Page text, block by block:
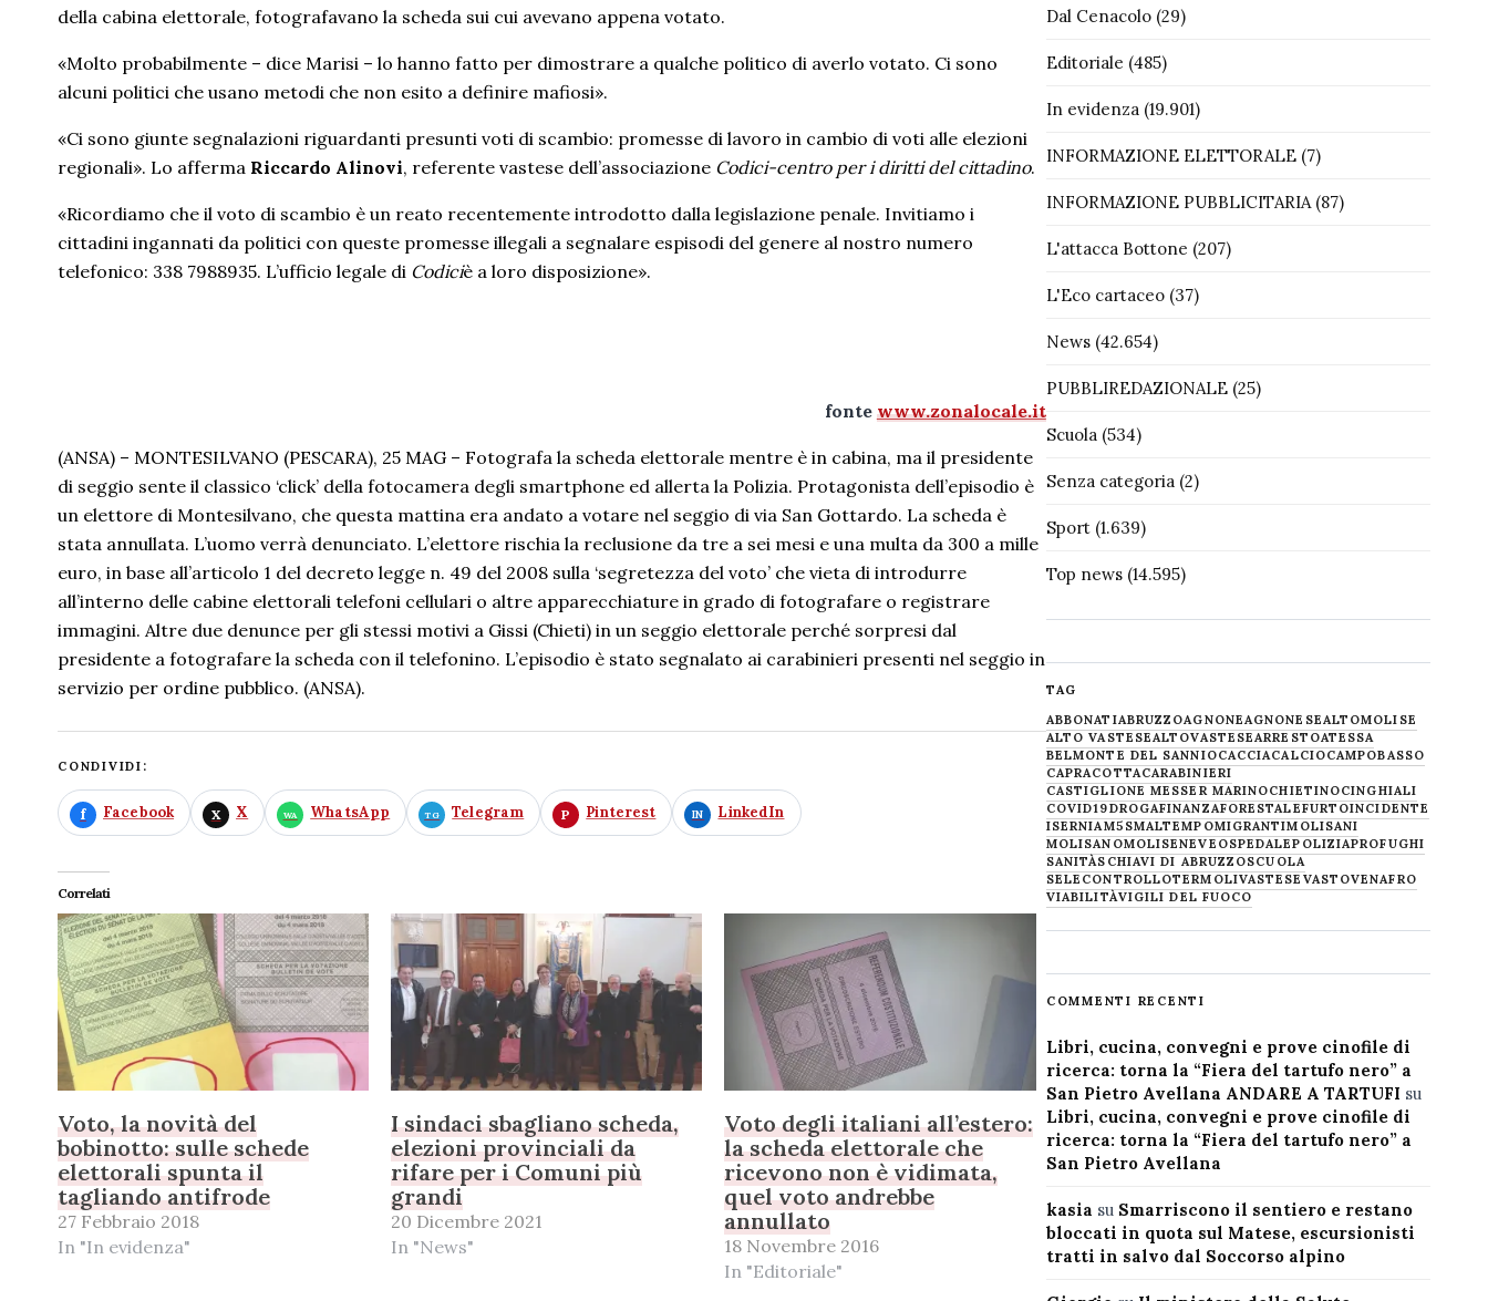
della cabina elettorale, fotografavano la scheda sui cui avevano appena votato.
«Molto probabilmente – dice Marisi – lo hanno fatto per dimostrare a qualche politico di averlo votato. Ci sono
alcuni politici che usano metodi che non esito a definire mafiosi».
«Ci sono giunte segnalazioni riguardanti presunti voti di scambio: promesse di lavoro in cambio di voti alle elezioni
regionali». Lo afferma Riccardo Alinovi, referente vastese dell’associazione Codici-centro per i diritti del cittadino.
«Ricordiamo che il voto di scambio è un reato recentemente introdotto dalla legislazione penale. Invitiamo i
cittadini ingannati da politici con queste promesse illegali a segnalare espisodi del genere al nostro numero
telefonico: 338 7988935. L’ufficio legale di Codiciè a loro disposizione».
fonte www.zonalocale.it
(ANSA) – MONTESILVANO (PESCARA), 25 MAG – Fotografa la scheda elettorale mentre è in cabina, ma il presidente
di seggio sente il classico ‘click’ della fotocamera degli smartphone ed allerta la Polizia. Protagonista dell’episodio è
un elettore di Montesilvano, che questa mattina era andato a votare nel seggio di via San Gottardo. La scheda è
stata annullata. L’uomo verrà denunciato. L’elettore rischia la reclusione da tre a sei mesi e una multa da 300 a mille
euro, in base all’articolo 1 del decreto legge n. 49 del 2008 sulla ‘segretezza del voto’ che vieta di introdurre
all’interno delle cabine elettorali telefoni cellulari o altre apparecchiature in grado di fotografare o registrare
immagini. Altre due denunce per gli stessi motivi a Gissi (Chieti) in un seggio elettorale perché sorpresi dal
presidente a fotografare la scheda con il telefonino. L’episodio è stato segnalato ai carabinieri presenti nel seggio in
servizio per ordine pubblico. (ANSA).
CONDIVIDI:
Facebook X WhatsApp Telegram Pinterest LinkedIn
Correlati
Voto, la novità del
bobinotto: sulle schede
elettorali spunta il
tagliando antifrode
27 Febbraio 2018
In "In evidenza"
I sindaci sbagliano scheda,
elezioni provinciali da
rifare per i Comuni più
grandi
20 Dicembre 2021
In "News"
Voto degli italiani all’estero:
la scheda elettorale che
ricevono non è vidimata,
quel voto andrebbe
annullato
18 Novembre 2016
In "Editoriale"
Dal Cenacolo(29)
Editoriale (485)
In evidenza(19.901)
INFORMAZIONE ELETTORALE(7)
INFORMAZIONE PUBBLICITARIA(87)
L'attacca Bottone (207)
L'Eco cartaceo(37)
News(42.654)
PUBBLIREDAZIONALE(25)
Scuola(534)
Senza categoria(2)
Sport(1.639)
Top news(14.595)
TAG
ABBONATIABRUZZOAGNONEAGNONESEALTOMOLISE
ALTO VASTESEALTOVASTESEARRESTOATESSA
BELMONTE DEL SANNIOCACCIACALCIOCAMPOBASSO
CAPRACOTTACARABINIERI
CASTIGLIONE MESSER MARINOCHIETINOCINGHIALI
COVID19DROGAFINANZAFORESTALEFURTOINCIDENTE
ISERNIAM5SMALTEMPOMIGRANTIMOLISANI
MOLISANOMOLISENEVE OSPEDALEPOLIZIAPROFUGHI
SANITÀSCHIAVI DI ABRUZZOSCUOLA
SELECONTROLLOTERMOLIVASTESE VASTOVENAFRO
VIABILITÀVIGILI DEL FUOCO
COMMENTI RECENTI
Libri, cucina, convegni e prove cinofile di
ricerca: torna la “Fiera del tartufo nero” a
San Pietro Avellana ANDARE A TARTUFI su
Libri, cucina, convegni e prove cinofile di
ricerca: torna la “Fiera del tartufo nero” a
San Pietro Avellana
kasia su Smarriscono il sentiero e restano
bloccati in quota sul Matese, escursionisti
tratti in salvo dal Soccorso alpino